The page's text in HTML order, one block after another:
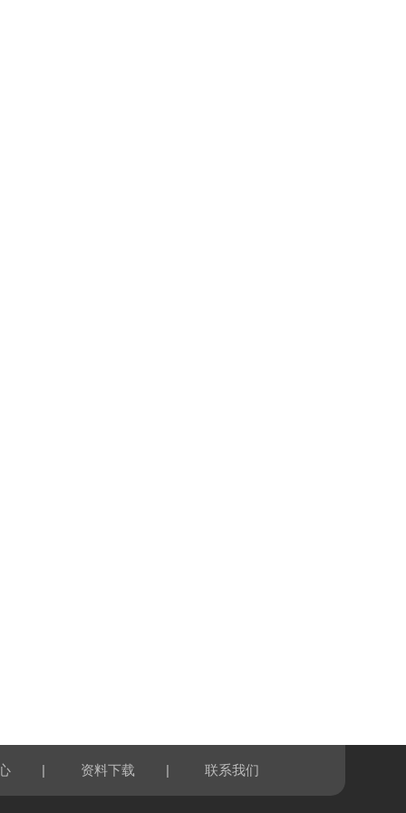
| 资料下载 | 联系我们